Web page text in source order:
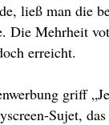
ließ man die
Die Mehrheit
erreicht.
griff
Sujet,